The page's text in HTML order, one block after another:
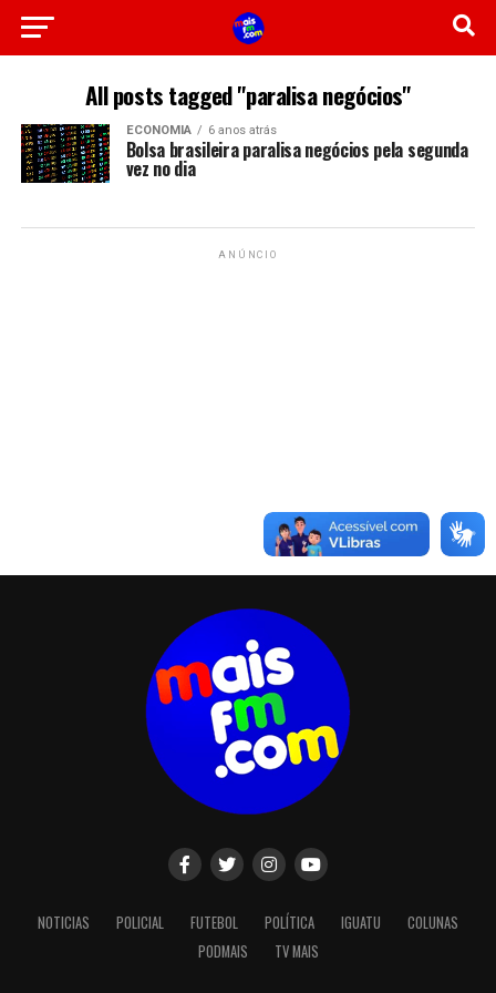
All posts tagged "paralisa negócios"
ECONOMIA 6 anos atrás
Bolsa brasileira paralisa negócios pela segunda
vez no dia
ANÚNCIO
NOTICIAS POLICIAL FUTEBOL POLÍTICA IGUATU
COLUNAS
PODMAIS
TV MAIS